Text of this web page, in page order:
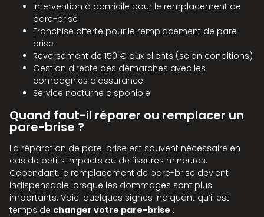
Intervention à domicile pour le remplacement de
pare-brise
Franchise offerte pour le remplacement de pare-
brise
Reversement de 150 € aux clients (selon conditions)
Gestion directe des démarches avec les
compagnies d’assurance
Service nocturne disponible
Quand faut-il réparer ou remplacer un
pare-brise ?
La réparation de pare-brise est souvent nécessaire en
cas de petits impacts ou de fissures mineures.
Cependant, le remplacement de pare-brise devient
indispensable lorsque les dommages sont plus
importants. Voici quelques signes indiquant qu’il est
temps de changer votre pare-brise :